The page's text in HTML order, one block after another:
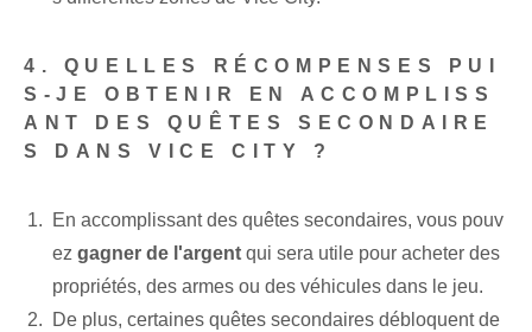
4. QUELLES RÉCOMPENSES PUI
S-JE OBTENIR EN ACCOMPLISS
ANT DES QUÊTES SECONDAIRE
S DANS VICE CITY ?
En accomplissant des quêtes secondaires, vous pouv
ez gagner de l'argent qui sera utile pour acheter des
propriétés, des armes ou des véhicules dans le jeu.
De plus, certaines quêtes secondaires débloquent de